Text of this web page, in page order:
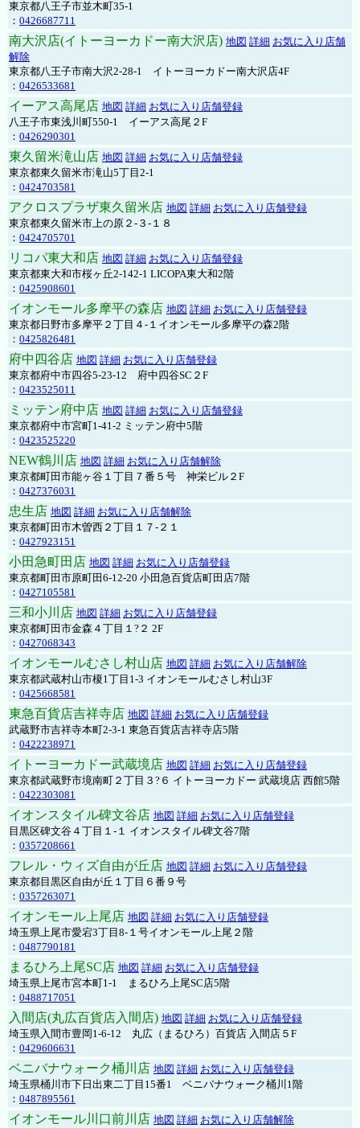
東京都八王子市並木町35-1
： 0426687711
南大沢店(イトーヨーカドー南大沢店) 地図 詳細 お気に入り店舗
解除
東京都八王子市南大沢2-28-1 イトーヨーカドー南大沢店4F
： 0426533681
イーアス高尾店 地図 詳細 お気に入り店舗登録
八王子市東浅川町550-1 イーアス高尾２F
： 0426290301
東久留米滝山店 地図 詳細 お気に入り店舗登録
東京都東久留米市滝山5丁目2-1
： 0424703581
アクロスプラザ東久留米店 地図 詳細 お気に入り店舗登録
東京都東久留米市上の原２-３-１８
： 0424705701
リコパ東大和店 地図 詳細 お気に入り店舗登録
東京都東大和市桜ヶ丘2-142-1 LICOPA東大和2階
： 0425908601
イオンモール多摩平の森店 地図 詳細 お気に入り店舗登録
東京都日野市多摩平２丁目４-１イオンモール多摩平の森2階
： 0425826481
府中四谷店 地図 詳細 お気に入り店舗登録
東京都府中市四谷5-23-12 府中四谷SC２F
： 0423525011
ミッテン府中店 地図 詳細 お気に入り店舗登録
東京都府中市宮町1-41-2 ミッテン府中5階
： 0423525220
NEW鶴川店 地図 詳細 お気に入り店舗解除
東京都町田市能ヶ谷１丁目７番５号 神栄ビル２F
： 0427376031
忠生店 地図 詳細 お気に入り店舗解除
東京都町田市木曽西２丁目１７-２１
： 0427923151
小田急町田店 地図 詳細 お気に入り店舗登録
東京都町田市原町田6-12-20 小田急百貨店町田店7階
： 0427105581
三和小川店 地図 詳細 お気に入り店舗登録
東京都町田市金森４丁目１?２ 2F
： 0427068343
イオンモールむさし村山店 地図 詳細 お気に入り店舗解除
東京都武蔵村山市榎1丁目1-3 イオンモールむさし村山3F
： 0425668581
東急百貨店吉祥寺店 地図 詳細 お気に入り店舗登録
武蔵野市吉祥寺本町2-3-1 東急百貨店吉祥寺店5階
： 0422238971
イトーヨーカドー武蔵境店 地図 詳細 お気に入り店舗登録
東京都武蔵野市境南町２丁目３?６ イトーヨーカドー 武蔵境店 西館5階
： 0422303081
イオンスタイル碑文谷店 地図 詳細 お気に入り店舗登録
目黒区碑文谷４丁目１-１ イオンスタイル碑文谷7階
： 0357208661
フレル・ウィズ自由が丘店 地図 詳細 お気に入り店舗登録
東京都目黒区自由が丘１丁目６番９号
： 0357263071
イオンモール上尾店 地図 詳細 お気に入り店舗登録
埼玉県上尾市愛宕3丁目8-１号イオンモール上尾２階
： 0487790181
まるひろ上尾SC店 地図 詳細 お気に入り店舗登録
埼玉県上尾市宮本町1-1 まるひろ上尾SC店5階
： 0488717051
入間店(丸広百貨店入間店) 地図 詳細 お気に入り店舗登録
埼玉県入間市豊岡1-6-12 丸広（まるひろ）百貨店 入間店５F
： 0429606631
ベニバナウォーク桶川店 地図 詳細 お気に入り店舗登録
埼玉県桶川市下日出東二丁目15番1 ベニバナウォーク桶川1階
： 0487895561
イオンモール川口前川店 地図 詳細 お気に入り店舗解除